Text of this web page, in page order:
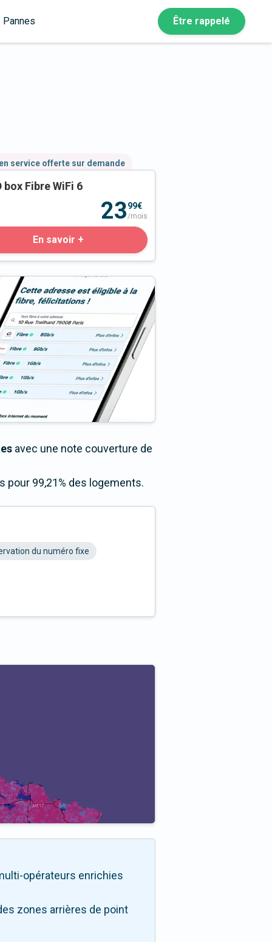
Pannes Être rappelé
service offerte sur demande
box Fibre WiFi 6
2399€
/mois
En savoir +
avec une note couverture de
pour 99,21% des logements.
du numéro fixe
opérateurs enrichies
zones arrières de point